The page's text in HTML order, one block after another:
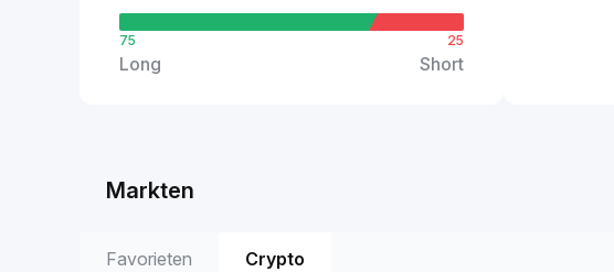
75
Long
25
Short
Markten
Favorieten Crypto